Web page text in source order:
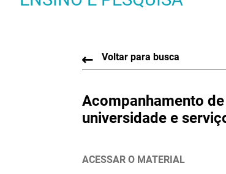
Voltar para busca
Acompanhamento
universidade e
ACESSAR O MATERIAL